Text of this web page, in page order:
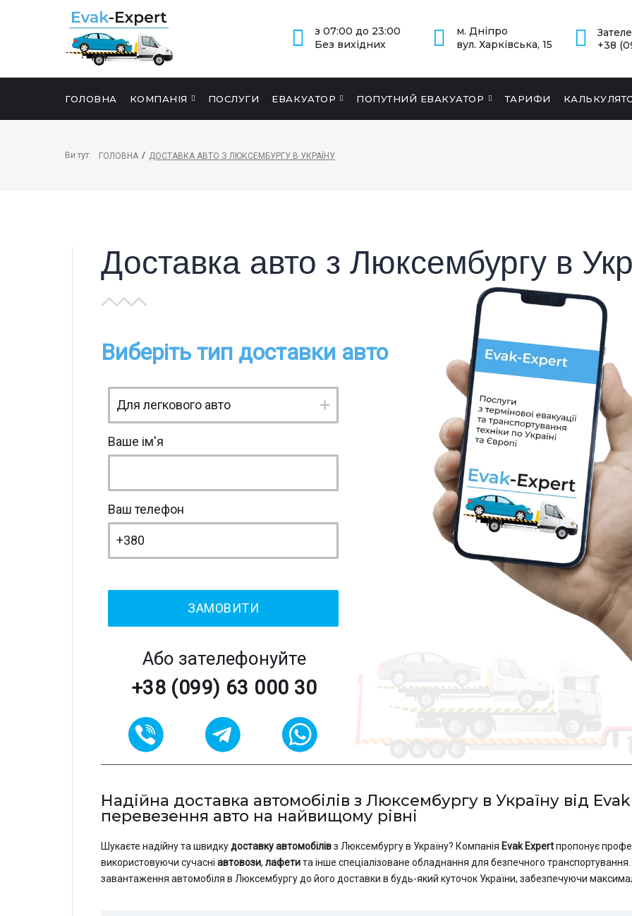
з 07:00 до 23:00
Без вихідних
м. Дніпро
вул. Харківська, 15
+38
ГОЛОВНА КОМПАНІЯ ПОСЛУГИ ЕВАКУАТОР ПОПУТНИЙ ЕВАКУАТОР ТАРИФИ
Ви тут: ГОЛОВНА / ДОСТАВКА АВТО З ЛЮКСЕМБУРГУ В УКРАЇНУ
Доставка авто з Люксембургу в
Виберіть тип доставки авто
Ваше ім'я
Ваш телефон
Або зателефонуйте
+38 (099) 63 000 30
Надійна доставка автомобілів з Люксембургу в Україну від
перевезення авто на найвищому рівні
Шукаєте надійну та швидкудоставку автомобілівз Люксембургу в Україну? Компанія Evak Expertпропонує
використовуючи сучасні автовози, лафетита інше спеціалізоване обладнання для безпечного
завантаження автомобіля в Люксембургу до його доставки в будь-який куточок України, забезпечуючи
ПОШУК НА САЙТІ